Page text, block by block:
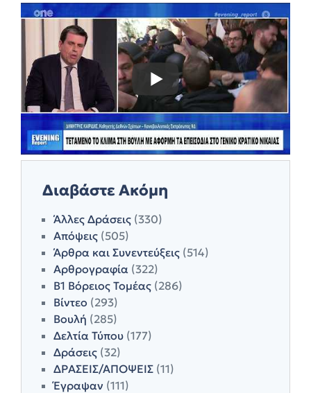
Διαβάστε Ακόμη
Άλλες Δράσεις (330)
Απόψεις (505)
Άρθρα και Συνεντεύξεις (514)
Αρθρογραφία (322)
Β1 Βόρειος Τομέας (286)
Βίντεο (293)
Βουλή (285)
Δελτία Τύπου (177)
Δράσεις (32)
ΔΡΑΣΕΙΣ/ΑΠΟΨΕΙΣ (11)
Έγραψαν (111)